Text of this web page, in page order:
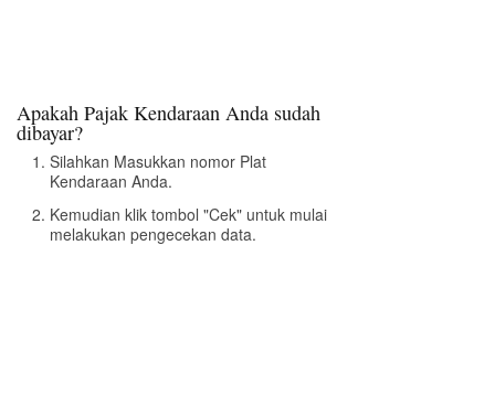
Apakah Pajak Kendaraan Anda sudah
dibayar?
Silahkan Masukkan nomor Plat
Kendaraan Anda.
Kemudian klik tombol "Cek" untuk mulai
melakukan pengecekan data.